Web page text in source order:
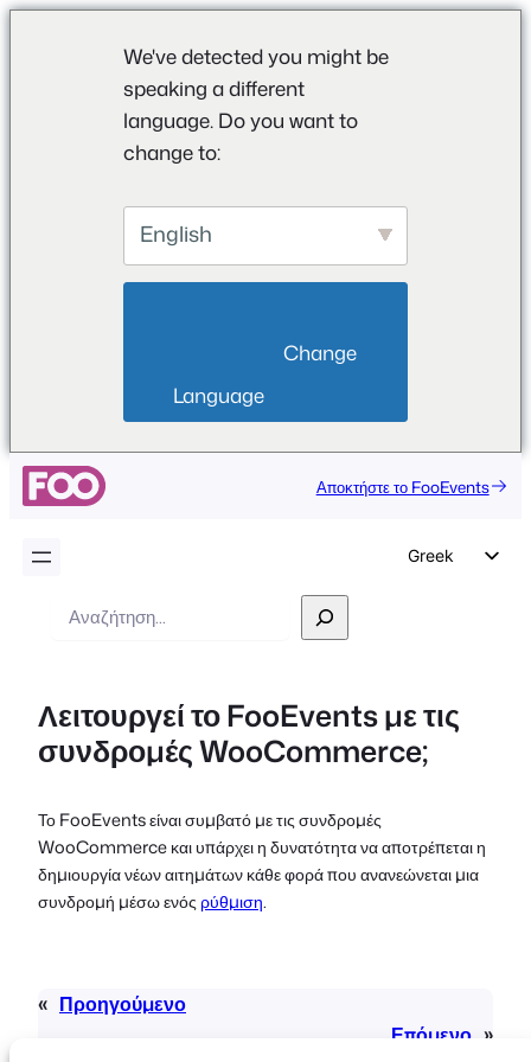
We've detected you might be
speaking a different
language. Do you want to
change to:
English
Language
Αποκτήστε το FooEvents
Greek
Spanish
Italian
Polish
Αναζήτηση
Λειτουργεί το FooEvents με τις
συνδρομές WooCommerce;
Το FooEvents είναι συμβατό με τις συνδρομές
WooCommerce και υπάρχει η δυνατότητα να αποτρέπεται η
δημιουργία νέων αιτημάτων κάθε φορά που ανανεώνεται μια
συνδρομή μέσω ενόςρύθμιση.
« Προηγούμενο
Επόμενο »